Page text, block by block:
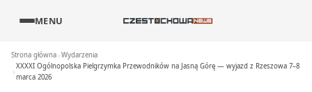
MENU
Strona główna Wydarzenia
XXXXI Ogólnopolska Pielgrzymka Przewodników na Jasną Górę — wyjazd z Rzeszowa 7–8
marca 2026